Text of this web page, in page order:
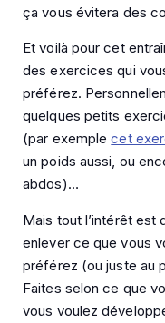
ça vous évitera des
Et voilà pour cet
des exercices qui
préférez.
quelques petits
(par exemplecet
un poids aussi, ou
abdos)…
Mais tout l’intérêt est
enlever ce que vous
préférez (ou juste au
Faites selon ce que
vous voulez